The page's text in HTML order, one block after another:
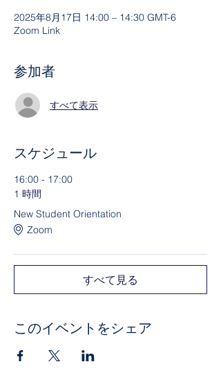
2025年8月17日 14:00 – 14:30 GMT-6
Zoom Link
参加者
すべて表示
スケジュール
16:00 - 17:00
1 時間
New Student Orientation
Zoom
すべて見る
このイベントをシェア